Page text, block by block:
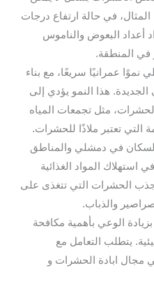
في حالة ارتفاع درجات
أعداد البعوض والناموس
في المنطقة.
نموًا عمرانيًا سريعًا، مع بناء
الجديدة. هذا النمو يؤدي إلى
مثل تجمعات المياه
التي تعتبر ملاذًا للحشرات.
السكان في دمشلي والمناطق
استهلاك المواد الغذائية
جذب الحشرات التي تتغذى على
والذباب.
الوعي بأهمية مكافحة
يتطلب التعامل مع
مجال ابادة الحشرات و